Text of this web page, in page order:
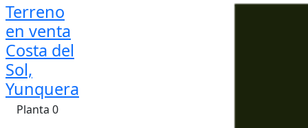
Terreno
en venta
Costa del
Sol,
Yunquera
Planta 0